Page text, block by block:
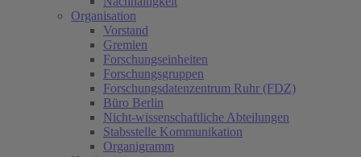
Organisation
Vorstand
Gremien
Forschungseinheiten
Forschungsgruppen
Forschungsdatenzentrum Ruhr (FDZ)
Büro Berlin
Nicht-wissenschaftliche Abteilungen
Stabsstelle Kommunikation
Organigramm